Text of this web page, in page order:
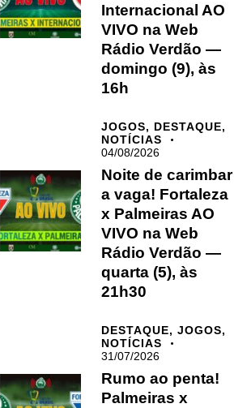
Internacional AO
VIVO na Web
Rádio Verdão —
domingo (9), às
16h
JOGOS, DESTAQUE,
NOTÍCIAS
04/08/2026
Noite de carimbar
a vaga! Fortaleza
x Palmeiras AO
VIVO na Web
Rádio Verdão —
quarta (5), às
21h30
DESTAQUE,JOGOS,
NOTÍCIAS
31/07/2026
Rumo ao penta!
Palmeiras x